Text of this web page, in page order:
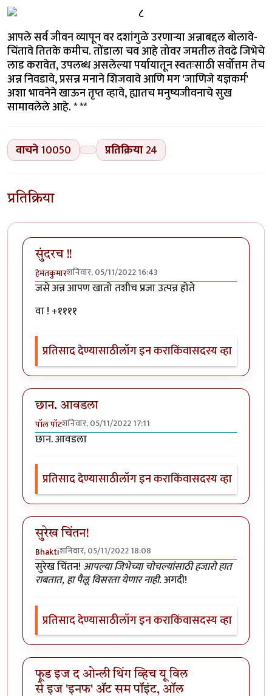
आपले सर्व जीवन व्यापून वर दशांगुळे उरणाऱ्या अन्नाबद्दल बोलावे-
चिंतावे तितके कमीच. तोंडाला चव आहे तोवर जमतील तेवढे जिभेचे
लाड करावेत, उपलब्ध असलेल्या पर्यायातून स्वतःसाठी सर्वोत्तम तेच
अन्न निवडावे, प्रसन्न मनाने शिजवावे आणि मग 'जाणिजे यज्ञकर्म'
अशा भावनेने खाऊन तृप्त व्हावे, ह्यातच मनुष्यजीवनाचे सुख
सामावलेले आहे. * **
वाचने10050 प्रतिक्रिया 24
प्रतिक्रिया
सुंदरच !!
हेमंतकुमारशनिवार, 05/11/2022 16:43
जसे अन्न आपण खातो तशीच प्रजा उत्पन्न होते
वा ! +११११
प्रतिसाद देण्यासाठीलॉग इन कराकिंवासदस्य व्हा
छान. आवडला
पॉल पॉटशनिवार, 05/11/2022 17:11
छान. आवडला
प्रतिसाद देण्यासाठीलॉग इन कराकिंवासदस्य व्हा
सुरेख चिंतन!
Bhaktiशनिवार, 05/11/2022 18:08
सुरेख चिंतन!आपल्या जिभेच्या चोचल्यांसाठी हजारो हात
राबतात, हा पैलू विसरता येणार नाही.अगदी!
प्रतिसाद देण्यासाठीलॉग इन कराकिंवासदस्य व्हा
फूड इज द ओन्ली थिंग व्हिच यू विल
से इज 'इनफ' अ‍ॅट सम पॉइंट, ऑल